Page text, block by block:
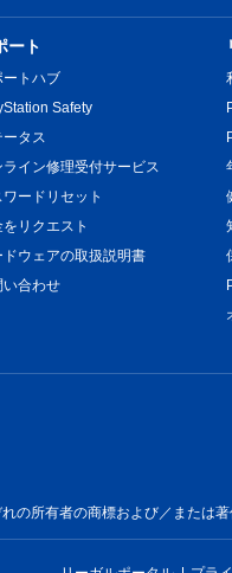
ート
ートハブ
Safety
ータス
ライン修理受付サービス
ードリセット
リクエスト
ドウェアの取扱説明書
い合わせ
の所有者の商標および／または